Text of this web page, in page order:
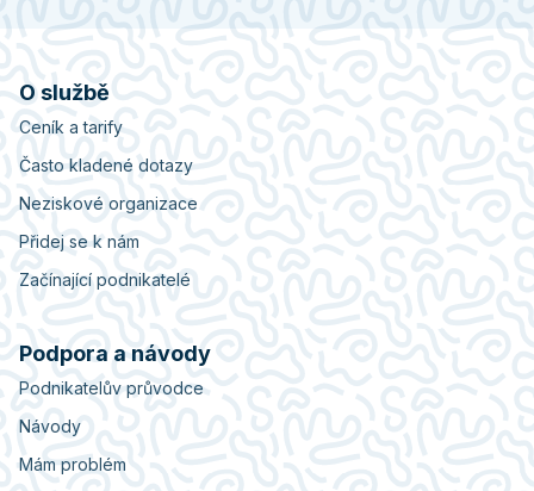
O službě
Ceník a tarify
Často kladené dotazy
Neziskové organizace
Přidej se k nám
Začínající podnikatelé
Podpora a návody
Podnikatelův průvodce
Návody
Mám problém